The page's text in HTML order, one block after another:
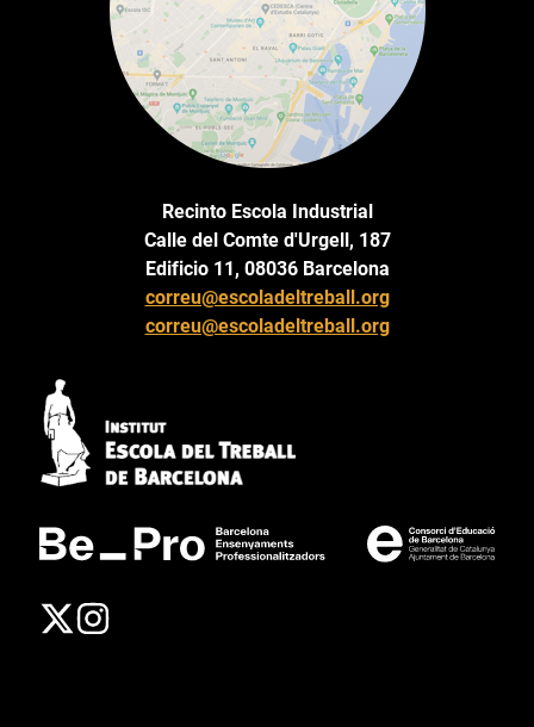
Recinto Escola Industrial
Calle del Comte d'Urgell, 187
Edificio 11, 08036 Barcelona
correu@escoladeltreball.org
correu@escoladeltreball.org